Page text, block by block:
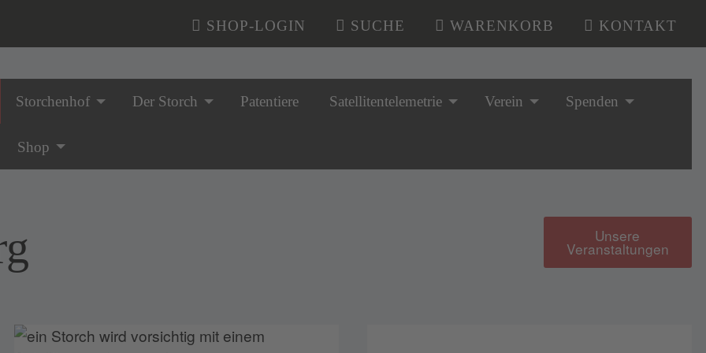
SHOP-LOGIN SUCHE WARENKORB KONTAKT
überspringen
Storchenhof Der Storch Patentiere Satellitentelemetrie Verein Spenden
Shop
Unsere
Veranstaltungen